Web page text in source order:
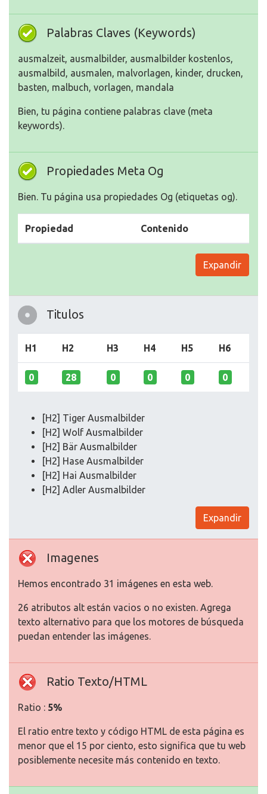
Palabras Claves (Keywords)
ausmalzeit, ausmalbilder, ausmalbilder kostenlos,
ausmalbild, ausmalen, malvorlagen, kinder, drucken,
basten, malbuch, vorlagen, mandala
Bien, tu página contiene palabras clave (meta
keywords).
Propiedades Meta Og
Bien. Tu página usa propiedades Og (etiquetas og).
Propiedad Contenido
Expandir
Titulos
H1 H2 H3 H4 H5 H6
0 28 0 0 0 0
[H2] Tiger Ausmalbilder
[H2] Wolf Ausmalbilder
[H2] Bär Ausmalbilder
[H2] Hase Ausmalbilder
[H2] Hai Ausmalbilder
[H2] Adler Ausmalbilder
Expandir
Imagenes
Hemos encontrado 31 imágenes en esta web.
26 atributos alt están vacios o no existen. Agrega
texto alternativo para que los motores de búsqueda
puedan entender las imágenes.
Ratio Texto/HTML
Ratio : 5%
El ratio entre texto y código HTML de esta página es
menor que el 15 por ciento, esto significa que tu web
posiblemente necesite más contenido en texto.